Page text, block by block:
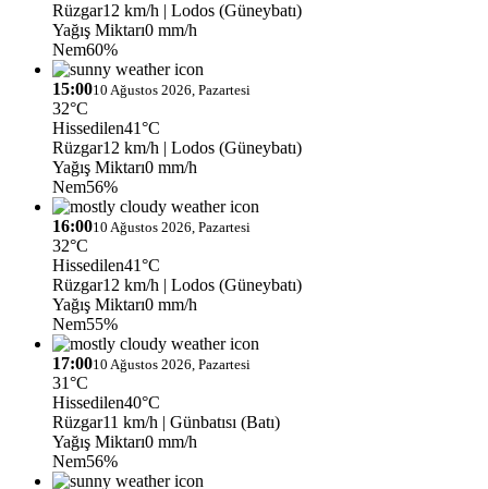
Rüzgar12 km/h | Lodos (Güneybatı)
Yağış Miktarı0 mm/h
Nem60%
15:0010 Ağustos 2026, Pazartesi
32°C
Hissedilen41°C
Rüzgar12 km/h | Lodos (Güneybatı)
Yağış Miktarı0 mm/h
Nem56%
16:0010 Ağustos 2026, Pazartesi
32°C
Hissedilen41°C
Rüzgar12 km/h | Lodos (Güneybatı)
Yağış Miktarı0 mm/h
Nem55%
17:0010 Ağustos 2026, Pazartesi
31°C
Hissedilen40°C
Rüzgar11 km/h | Günbatısı (Batı)
Yağış Miktarı0 mm/h
Nem56%